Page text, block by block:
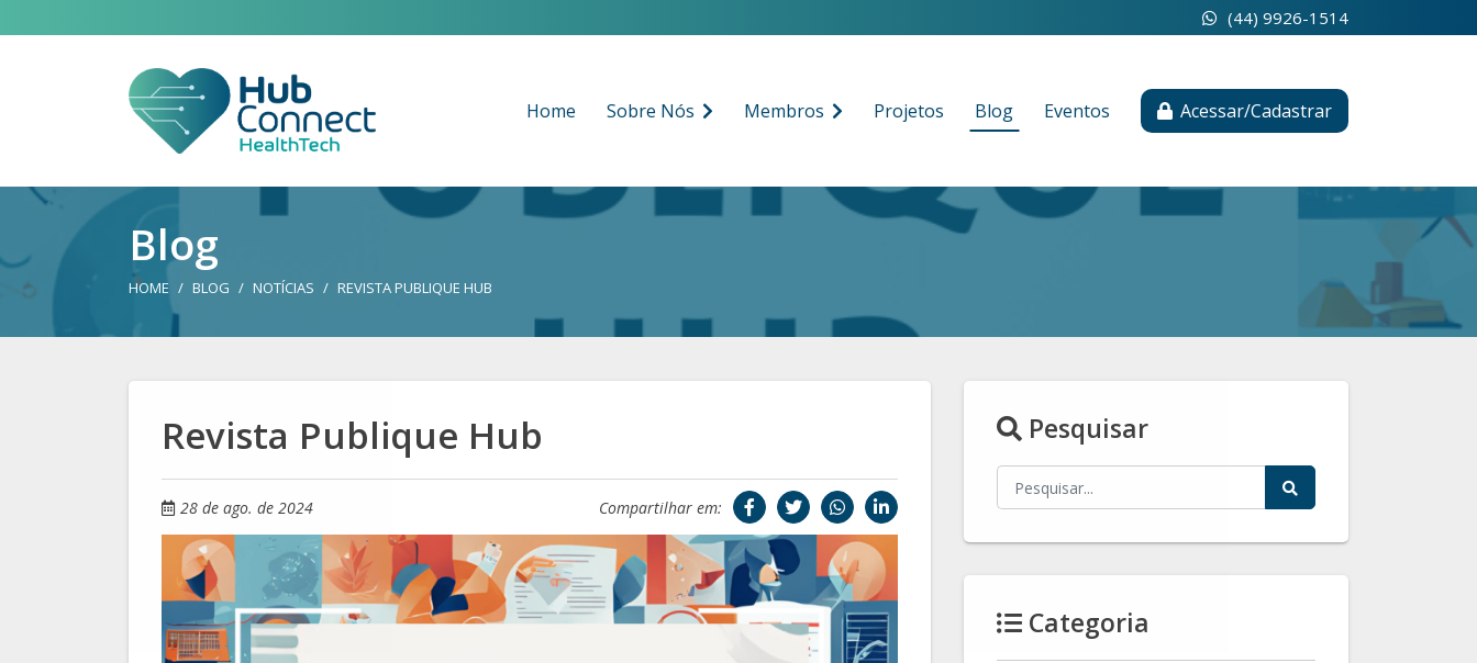
(44) 9926-1514
Home Sobre Nós Membros Projetos Blog Eventos Acessar/Cadastrar
Blog
HOME BLOG NOTÍCIAS REVISTA PUBLIQUE HUB
Revista Publique Hub
28 de ago. de 2024 Compartilhar em:
Pesquisar
Categoria